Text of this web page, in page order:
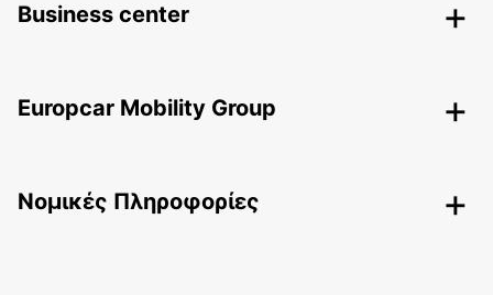
Business center
Europcar Mobility Group
Nομικές Πληροφορίες